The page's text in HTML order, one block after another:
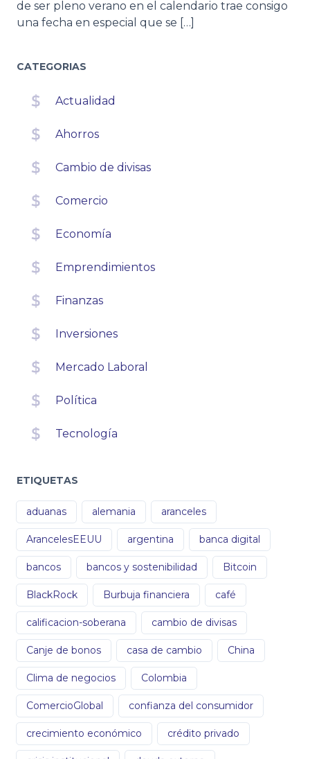
de ser pleno verano en el calendario trae consigo
una fecha en especial que se […]
CATEGORIAS
Actualidad
Ahorros
Cambio de divisas
Comercio
Economía
Emprendimientos
Finanzas
Inversiones
Mercado Laboral
Política
Tecnología
ETIQUETAS
aduanas alemania aranceles
ArancelesEEUU argentina banca digital
bancos bancos y sostenibilidad Bitcoin
BlackRock Burbuja financiera café
calificacion-soberana cambio de divisas
Canje de bonos casa de cambio China
Clima de negocios Colombia
ComercioGlobal confianza del consumidor
crecimiento económico crédito privado